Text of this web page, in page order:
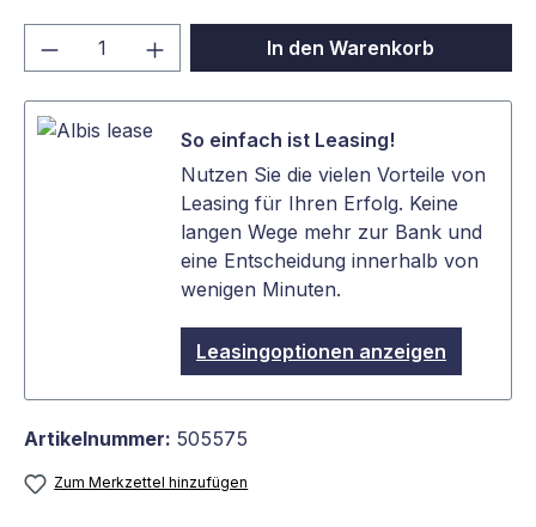
Produkt Anzahl: Gib denIn den Warenkorb
So einfach ist Leasing!
Nutzen Sie die vielen Vorteile von
Leasing für Ihren Erfolg. Keine
langen Wege mehr zur Bank und
eine Entscheidung innerhalb von
wenigen Minuten.
Leasingoptionen anzeigen
Artikelnummer: 505575
Zum Merkzettel hinzufügen